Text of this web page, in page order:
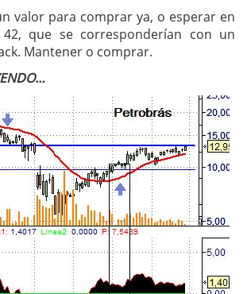
valor para comprar ya, o esperar en
que se corresponderían con un
Mantener o comprar.